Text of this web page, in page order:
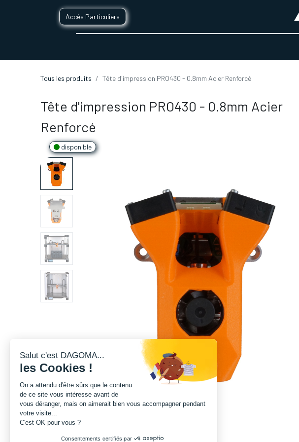
Accès Particuliers
Tous les produits Tête d'impression PRO430 - 0.8mm Acier Renforcé
Tête d'impression PRO430 - 0.8mm Acier
Renforcé
disponible
Salut c'est DAGOMA...
les Cookies !
On a attendu d'être sûrs que le contenu
de ce site vous intéresse avant de
vous déranger, mais on aimerait bien vous accompagner pendant
votre visite...
C'est OK pour vous ?
Consentements certifiés par